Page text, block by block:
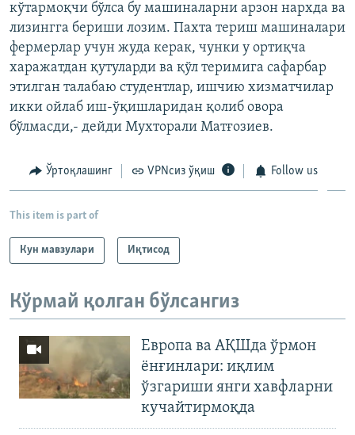
кўтармоқчи бўлса бу машиналарни арзон нархда ва
лизингга бериши лозим. Пахта териш машиналари
фермерлар учун жуда керак, чунки у ортиқча
харажатдан қутуларди ва қўл теримига сафарбар
этилган талабаю студентлар, ишчию хизматчилар
икки ойлаб иш-ўқишларидан қолиб овора
бўлмасди,- дейди Мухторали Матғозиев.
Ўртоқлашинг VPNсиз ўқиш Follow us
This item is part of
Кун мавзулари Иқтисод
Кўрмай қолган бўлсангиз
Европа ва АҚШда ўрмон
ёнғинлари: иқлим
ўзгариши янги хавфларни
кучайтирмоқда